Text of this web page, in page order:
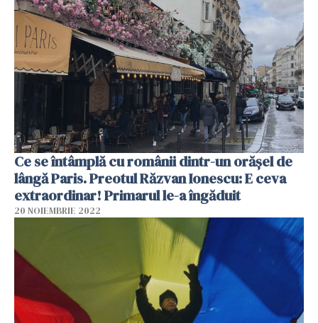
Ce se întâmplă cu românii dintr-un orășel de
lângă Paris. Preotul Răzvan Ionescu: E ceva
extraordinar! Primarul le-a îngăduit
20 NOIEMBRIE 2022